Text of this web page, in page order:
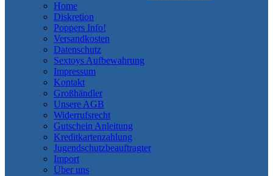
Home
Diskretion
Poppers Info!
Versandkosten
Datenschutz
Sextoys Aufbewahrung
Impressum
Kontakt
Großhändler
Unsere AGB
Widerrufsrecht
Gutschein Anleitung
Kreditkartenzahlung
Jugendschutzbeauftragter
Import
Über uns